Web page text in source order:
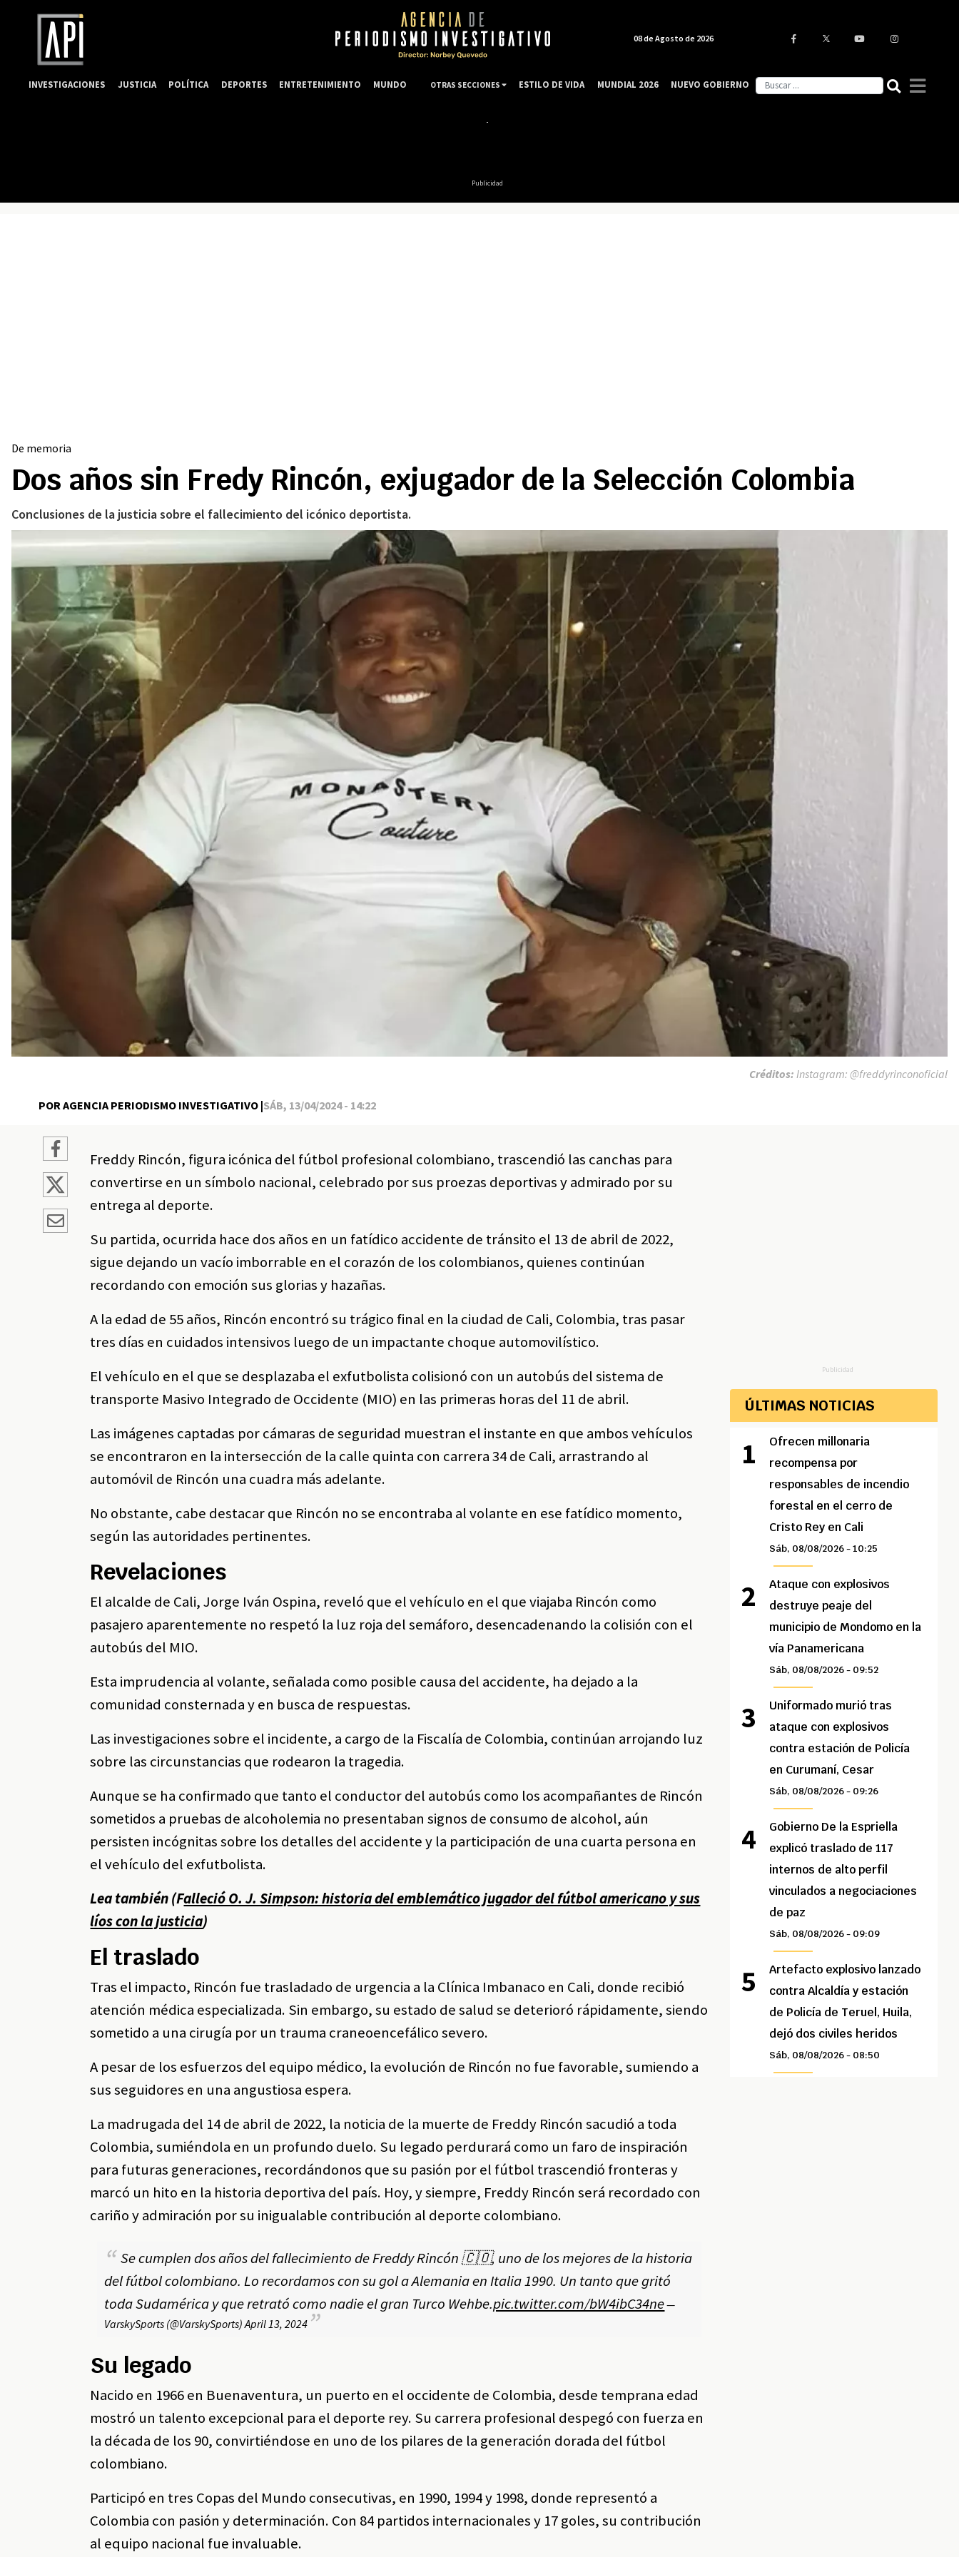
Publicidad
De memoria
Dos años sin Fredy Rincón, exjugador de la Selección Colombia
Conclusiones de la justicia sobre el fallecimiento del icónico deportista.
POR AGENCIA PERIODISMO INVESTIGATIVO |SÁB, 13/04/2024 - 14:22
Créditos: Instagram: @freddyrinconoficial
Freddy Rincón, figura icónica del fútbol profesional colombiano, trascendió las canchas para
convertirse en un símbolo nacional, celebrado por sus proezas deportivas y admirado por su
entrega al deporte.
Su partida, ocurrida hace dos años en un fatídico accidente de tránsito el 13 de abril de 2022,
sigue dejando un vacío imborrable en el corazón de los colombianos, quienes continúan
recordando con emoción sus glorias y hazañas.
A la edad de 55 años, Rincón encontró su trágico final en la ciudad de Cali, Colombia, tras pasar
tres días en cuidados intensivos luego de un impactante choque automovilístico.
El vehículo en el que se desplazaba el exfutbolista colisionó con un autobús del sistema de
transporte Masivo Integrado de Occidente (MIO) en las primeras horas del 11 de abril.
Las imágenes captadas por cámaras de seguridad muestran el instante en que ambos vehículos
se encontraron en la intersección de la calle quinta con carrera 34 de Cali, arrastrando al
automóvil de Rincón una cuadra más adelante.
No obstante, cabe destacar que Rincón no se encontraba al volante en ese fatídico momento,
según las autoridades pertinentes.
Revelaciones
El alcalde de Cali, Jorge Iván Ospina, reveló que el vehículo en el que viajaba Rincón como
pasajero aparentemente no respetó la luz roja del semáforo, desencadenando la colisión con el
autobús del MIO.
Esta imprudencia al volante, señalada como posible causa del accidente, ha dejado a la
comunidad consternada y en busca de respuestas.
Las investigaciones sobre el incidente, a cargo de la Fiscalía de Colombia, continúan arrojando luz
sobre las circunstancias que rodearon la tragedia.
Aunque se ha confirmado que tanto el conductor del autobús como los acompañantes de Rincón
sometidos a pruebas de alcoholemia no presentaban signos de consumo de alcohol, aún
persisten incógnitas sobre los detalles del accidente y la participación de una cuarta persona en
el vehículo del exfutbolista.
Lea también (Falleció O. J. Simpson: historia del emblemático jugador del fútbol americano y sus
líos con la justicia)
El traslado
Tras el impacto, Rincón fue trasladado de urgencia a la Clínica Imbanaco en Cali, donde recibió
atención médica especializada. Sin embargo, su estado de salud se deterioró rápidamente, siendo
sometido a una cirugía por un trauma craneoencefálico severo.
A pesar de los esfuerzos del equipo médico, la evolución de Rincón no fue favorable, sumiendo a
sus seguidores en una angustiosa espera.
La madrugada del 14 de abril de 2022, la noticia de la muerte de Freddy Rincón sacudió a toda
Colombia, sumiéndola en un profundo duelo. Su legado perdurará como un faro de inspiración
para futuras generaciones, recordándonos que su pasión por el fútbol trascendió fronteras y
marcó un hito en la historia deportiva del país. Hoy, y siempre, Freddy Rincón será recordado con
cariño y admiración por su inigualable contribución al deporte colombiano.
Se cumplen dos años del fallecimiento de Freddy Rincón 🇨🇴, uno de los mejores de la historia
del fútbol colombiano. Lo recordamos con su gol a Alemania en Italia 1990. Un tanto que gritó
toda Sudamérica y que retrató como nadie el gran Turco Wehbe.pic.twitter.com/bW4ibC34ne—
VarskySports (@VarskySports)April 13, 2024
Su legado
Nacido en 1966 en Buenaventura, un puerto en el occidente de Colombia, desde temprana edad
mostró un talento excepcional para el deporte rey. Su carrera profesional despegó con fuerza en
la década de los 90, convirtiéndose en uno de los pilares de la generación dorada del fútbol
colombiano.
Participó en tres Copas del Mundo consecutivas, en 1990, 1994 y 1998, donde representó a
Colombia con pasión y determinación. Con 84 partidos internacionales y 17 goles, su contribución
al equipo nacional fue invaluable.
Publicidad
ÚLTIMAS NOTICIAS
Ofrecen millonaria
recompensa por
responsables de incendio
forestal en el cerro de
Cristo Rey en Cali
Sáb, 08/08/2026 - 10:25
Ataque con explosivos
destruye peaje del
municipio de Mondomo en la
vía Panamericana
Sáb, 08/08/2026 - 09:52
Uniformado murió tras
ataque con explosivos
contra estación de Policía
en Curumaní, Cesar
Sáb, 08/08/2026 - 09:26
Gobierno De la Espriella
explicó traslado de 117
internos de alto perfil
vinculados a negociaciones
de paz
Sáb, 08/08/2026 - 09:09
Artefacto explosivo lanzado
contra Alcaldía y estación
de Policía de Teruel, Huila,
dejó dos civiles heridos
Sáb, 08/08/2026 - 08:50
08 de Agosto de 2026
INVESTIGACIONES JUSTICIA POLÍTICA DEPORTES ENTRETENIMIENTO MUNDO OTRAS SECCIONES ESTILO DE VIDA MUNDIAL 2026 NUEVO GOBIERNO